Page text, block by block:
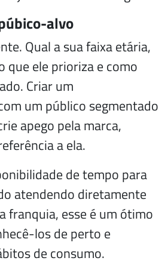
alvo
Qual a sua faixa etária,
que ele prioriza e como
Criar um
um público segmentado
apego pela marca,
a ela.
de tempo para
atendendo diretamente
franquia, esse é um ótimo
los de perto e
de consumo.